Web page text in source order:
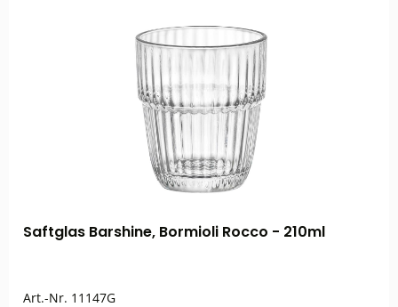
Saftglas Barshine, Bormioli Rocco - 210ml
Art.-Nr. 11147G